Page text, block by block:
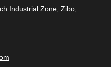
Industrial Zone, Zibo,